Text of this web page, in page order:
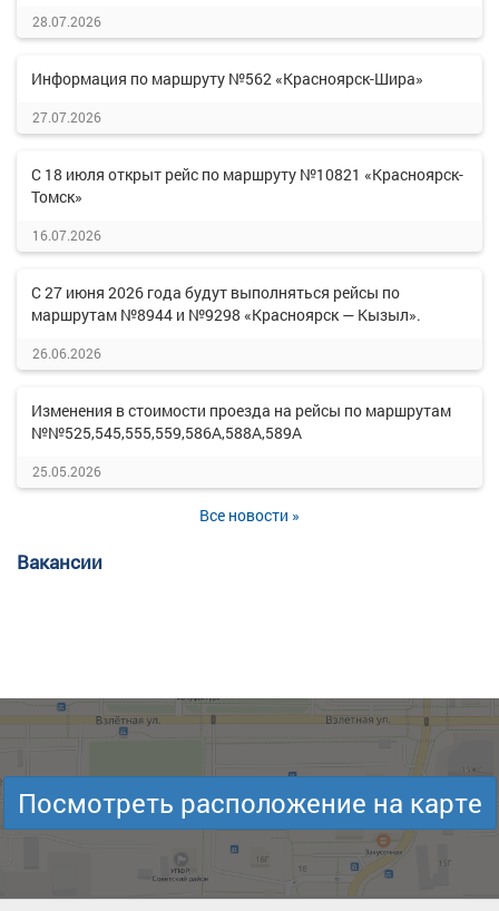
28.07.2026
Информация по маршруту №562 «Красноярск-Шира»
27.07.2026
С 18 июля открыт рейс по маршруту №10821 «Красноярск-
Томск»
16.07.2026
С 27 июня 2026 года будут выполняться рейсы по
маршрутам №8944 и №9298 «Красноярск — Кызыл».
26.06.2026
Изменения в стоимости проезда на рейсы по маршрутам
№№525,545,555,559,586А,588А,589А
25.05.2026
Все новости »
Вакансии
Посмотреть расположение на карте